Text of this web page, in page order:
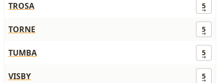
TROSA 5
TORNE 5
TUMBA 5
VISBY 5